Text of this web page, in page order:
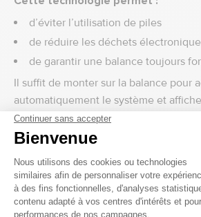
d’éviter l’utilisation de piles
de réduire les déchets
de garantir une balance toujours
Il suffit de monter sur la balance pour
automatiquement le système et
Une balance fiable et précise pour
Le Kinetic Auto Bleu permet de
précision grâce à ses capteurs
Caractéristiques de mesure :
Capacité maximale : 180 kg